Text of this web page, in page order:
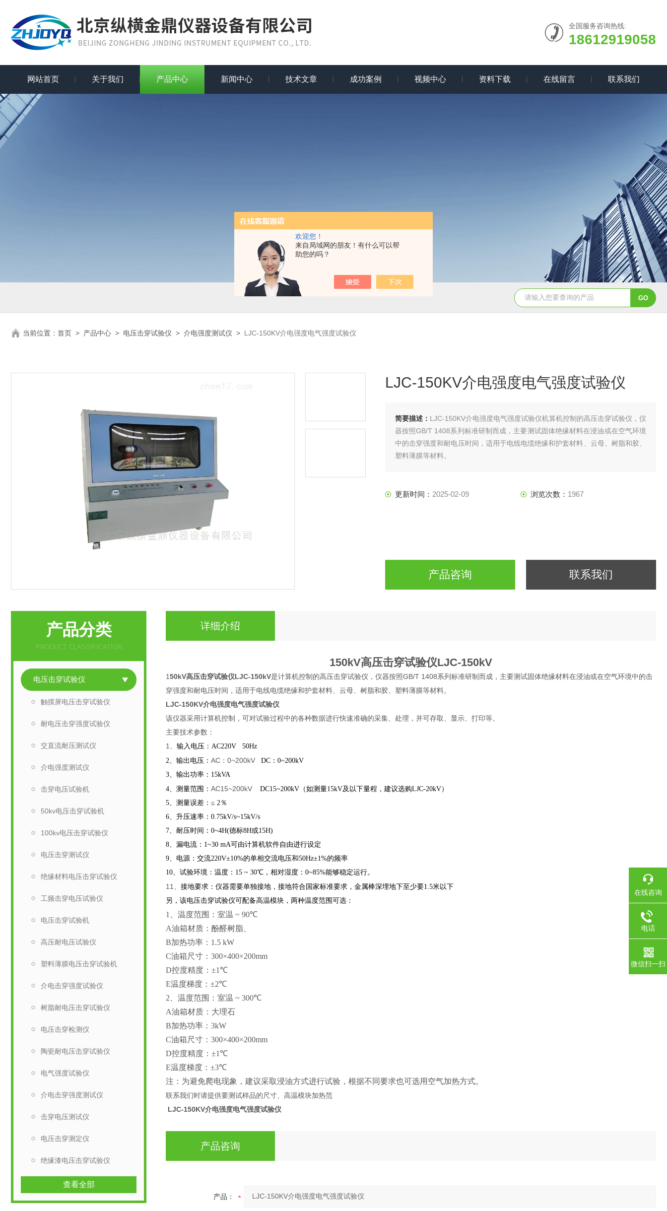
欢迎您！
来自局域网的朋友！有什么可以帮
助您的吗？
全国服务咨询热线:
18612919058
网站首页 关于我们 产品中心 新闻中心 技术文章 成功案例 视频中心 资料下载 在线留言 联系我们
当前位置： 首页 > 产品中心 > 电压击穿试验仪 > 介电强度测试仪 > LJC-150KV介电强度电气强度试验仪
LJC-150KV介电强度电气强度试验仪
简要描述： LJC-150KV介电强度电气强度试验仪机算机控制的高压击穿试验仪，仪
器按照GB/T 1408系列标准研制而成，主要测试固体绝缘材料在浸油或在空气环境
中的击穿强度和耐电压时间，适用于电线电缆绝缘和护套材料、云母、树脂和胶、
塑料薄膜等材料。
更新时间： 2025-02-09 浏览次数： 1967
产品咨询 联系我们
产品分类
PRODUCT CLASSIFICATION
电压击穿试验仪
触摸屏电压击穿试验仪
耐电压击穿强度试验仪
交直流耐压测试仪
介电强度测试仪
击穿电压试验机
50kv电压击穿试验机
100kv电压击穿试验仪
电压击穿测试仪
绝缘材料电压击穿试验仪
工频击穿电压试验仪
电压击穿试验机
高压耐电压试验仪
塑料薄膜电压击穿试验机
介电击穿强度试验仪
树脂耐电压击穿试验仪
电压击穿检测仪
陶瓷耐电压击穿试验仪
电气强度试验仪
介电击穿强度测试仪
击穿电压测试仪
电压击穿测定仪
绝缘漆电压击穿试验仪
查看全部
详细介绍
150kV高压击穿试验仪LJC-150kV
150kV高压击穿试验仪LJC-150kV是计算机控制的高压击穿试验仪，仪器按照GB/T 1408系列标准研制而成，主要测试固体绝缘材料在浸油或在空气环境中的击
穿强度和耐电压时间，适用于电线电缆绝缘和护套材料、云母、树脂和胶、塑料薄膜等材料。
LJC-150KV介电强度电气强度试验仪
该仪器采用计算机控制，可对试验过程中的各种数据进行快速准确的采集、处理，并可存取、显示、打印等。
主要技术参数：
1、 输入电压： AC220V 50Hz
2、输出电压： AC：0~200kV DC ：0~200kV
3、 输出功率：15kVA
4、测量范围： AC15~200kV DC15~200kV（如测量15kV及以下量程，建议选购LJC-20kV）
5、测量误差：≤ 2％
6、升压速率：0.75kV/s~15kV/s
7、耐压时间：0~4H(德标8H或15H)
8、漏电流：1~30 mA可由计算机软件自由进行设定
9、电源：交流220V±10%的单相交流电压和50Hz±1%的频率
10、试验环境：温度：15 ~ 30℃，相对湿度：0~85%能够稳定运行。
11、 接地要求：仪器需要单独接地，接地符合国家标准要求，金属棒深埋地下至少要1.5米以下
另，该电压击穿试验仪可配备高温模块，两种温度范围可选：
1、 温度范围：室温 ~ 90℃
A油箱材质：酚醛树脂、
B加热功率： 1.5 kW
C油箱尺寸： 300×400×200mm
D控度精度：±1 ℃
E温度梯度：±2℃
2、 温度范围：室温 ~ 300℃
A油箱材质：大理石
B加热功率： 3kW
C油箱尺寸： 300×400×200mm
D控度精度：±1 ℃
E温度梯度：±3℃
注：为避免爬电现象，建议采取浸油方式进行试验，根据不同要求也可选用空气加热方式。
联系我们时请提供要测试样品的尺寸、高温模块加热范
LJC-150KV介电强度电气强度试验仪
产品咨询
产品：
在线咨询
电话
微信扫一扫